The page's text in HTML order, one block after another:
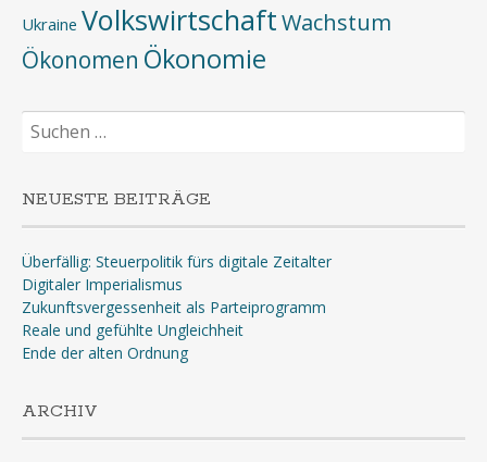
Ukraine VolkswirtschaftWachstum
Ökonomen Ökonomie
Suchen
nach:
NEUESTE BEITRÄGE
Überfällig: Steuerpolitik fürs digitale Zeitalter
Digitaler Imperialismus
Zukunftsvergessenheit als Parteiprogramm
Reale und gefühlte Ungleichheit
Ende der alten Ordnung
ARCHIV